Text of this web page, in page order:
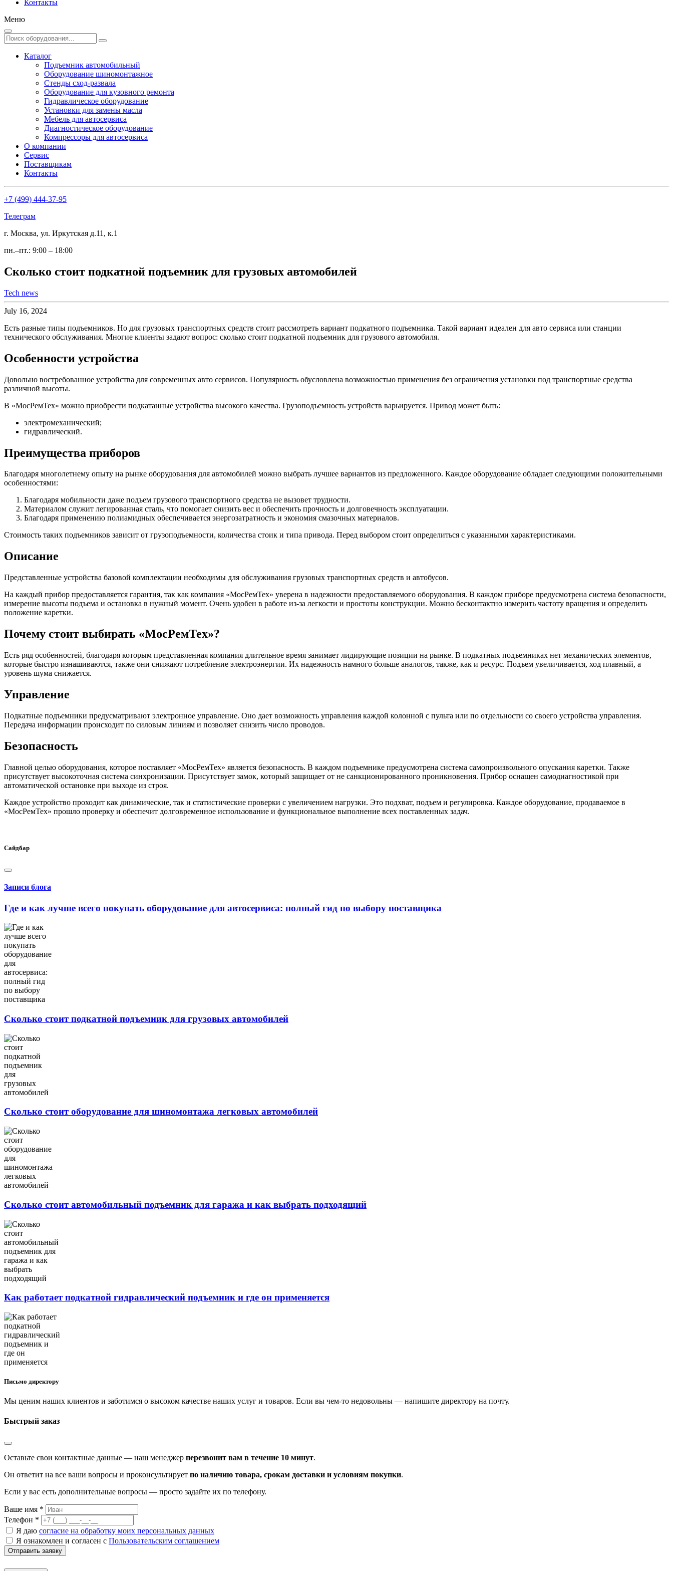
Контакты
Меню
Каталог
Подъемник автомобильный
Оборудование шиномонтажное
Стенды сход-развала
Оборудование для кузовного ремонта
Гидравлическое оборудование
Установки для замены масла
Мебель для автосервиса
Диагностическое оборудование
Компрессоры для автосервиса
О компании
Сервис
Поставщикам
Контакты
+7 (499) 444-37-95
Телеграм
г. Москва, ул. Иркутская д.11, к.1
пн.–пт.: 9:00 – 18:00
Сколько стоит подкатной подъемник для грузовых автомобилей
Tech news
July 16, 2024
Есть разные типы подъемников. Но для грузовых транспортных средств стоит рассмотреть вариант подкатного подъемника. Такой вариант идеален для авто сервиса или станции
технического обслуживания. Многие клиенты задают вопрос: сколько стоит подкатной подъемник для грузового автомобиля.
Особенности устройства
Довольно востребованное устройства для современных авто сервисов. Популярность обусловлена возможностью применения без ограничения установки под транспортные средства
различной высоты.
В «МосРемТех» можно приобрести подкатанные устройства высокого качества. Грузоподъемность устройств варьируется. Привод может быть:
электромеханический;
гидравлический.
Преимущества приборов
Благодаря многолетнему опыту на рынке оборудования для автомобилей можно выбрать лучшее вариантов из предложенного. Каждое оборудование обладает следующими положительными
особенностями:
Благодаря мобильности даже подъем грузового транспортного средства не вызовет трудности.
Материалом служит легированная сталь, что помогает снизить вес и обеспечить прочность и долговечность эксплуатации.
Благодаря применению полиамидных обеспечивается энергозатратность и экономия смазочных материалов.
Стоимость таких подъемников зависит от грузоподъемности, количества стоик и типа привода. Перед выбором стоит определиться с указанными характеристиками.
Описание
Представленные устройства базовой комплектации необходимы для обслуживания грузовых транспортных средств и автобусов.
На каждый прибор предоставляется гарантия, так как компания «МосРемТех» уверена в надежности предоставляемого оборудования. В каждом приборе предусмотрена система безопасности,
измерение высоты подъема и остановка в нужный момент. Очень удобен в работе из-за легкости и простоты конструкции. Можно бесконтактно измерить частоту вращения и определить
положение каретки.
Почему стоит выбирать «МосРемТех»?
Есть ряд особенностей, благодаря которым представленная компания длительное время занимает лидирующие позиции на рынке. В подкатных подъемниках нет механических элементов,
которые быстро изнашиваются, также они снижают потребление электроэнергии. Их надежность намного больше аналогов, также, как и ресурс. Подъем увеличивается, ход плавный, а
уровень шума снижается.
Управление
Подкатные подъемники предусматривают электронное управление. Оно дает возможность управления каждой колонной с пульта или по отдельности со своего устройства управления.
Передача информации происходит по силовым линиям и позволяет снизить число проводов.
Безопасность
Главной целью оборудования, которое поставляет «МосРемТех» является безопасность. В каждом подъемнике предусмотрена система самопроизвольного опускания каретки. Также
присутствует высокоточная система синхронизации. Присутствует замок, который защищает от не санкционированного проникновения. Прибор оснащен самодиагностикой при
автоматической остановке при выходе из строя.
Каждое устройство проходит как динамические, так и статистические проверки с увеличением нагрузки. Это подхват, подъем и регулировка. Каждое оборудование, продаваемое в
«МосРемТех» прошло проверку и обеспечит долговременное использование и функциональное выполнение всех поставленных задач.
Сайдбар
Записи блога
Где и как лучше всего покупать оборудование для автосервиса: полный гид по выбору поставщика
Сколько стоит подкатной подъемник для грузовых автомобилей
Сколько стоит оборудование для шиномонтажа легковых автомобилей
Сколько стоит автомобильный подъемник для гаража и как выбрать подходящий
Как работает подкатной гидравлический подъемник и где он применяется
Письмо директору
Мы ценим наших клиентов и заботимся о высоком качестве наших услуг и товаров. Если вы чем-то недовольны — напишите директору на почту.
Быстрый заказ
Оставьте свои контактные данные — наш менеджер перезвонит вам в течение 10 минут.
Он ответит на все ваши вопросы и проконсультирует по наличию товара, срокам доставки и условиям покупки.
Если у вас есть дополнительные вопросы — просто задайте их по телефону.
Ваше имя *
Телефон *
Я даю согласие на обработку моих персональных данных
Я ознакомлен и согласен с Пользовательским соглашением
Отправить заявку